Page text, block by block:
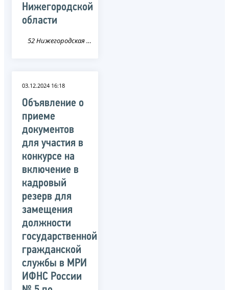
Нижегородской
области
52 Нижегородская область
03.12.2024 16:18
Объявление о
приеме
документов
для участия в
конкурсе на
включение в
кадровый
резерв для
замещения
должности
государственной
гражданской
службы в МРИ
ИФНС России